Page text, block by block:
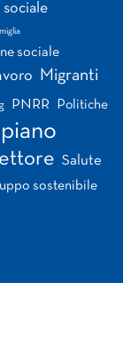
sociale
sociale
Migranti
PNRR Politiche
Salute
sostenibile